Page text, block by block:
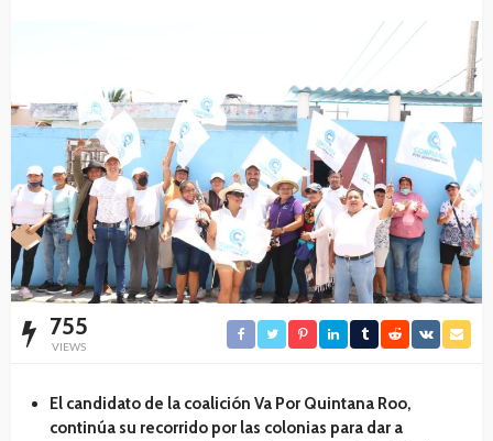
755
VIEWS
El candidato de la coalición Va Por Quintana Roo,
continúa su recorrido por las colonias para dar a